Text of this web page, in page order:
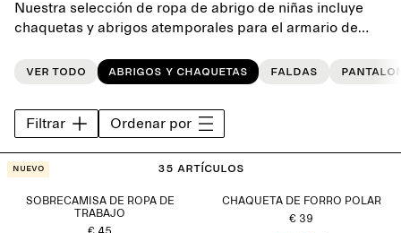
Nuestra selección de ropa de abrigo de niñas incluye
chaquetas y abrigos atemporales para el armario de
está confeccionado para durar más allá de las
Ver todo Abrigos y chaquetas Faldas
Filtrar Ordenar por
35 artículos
Nuevo
SOBRECAMISA DE ROPA DE
TRABAJO
CHAQUETA DE FORRO POLAR
€ 39